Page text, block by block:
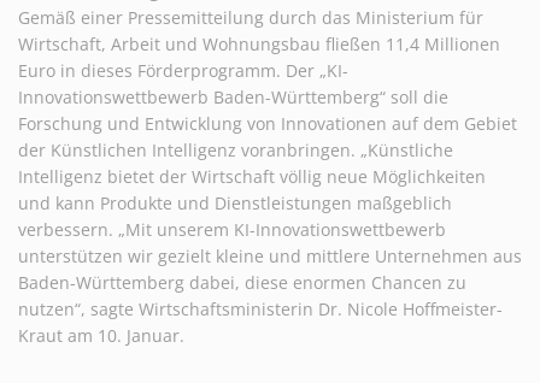
Gemäß einer Pressemitteilung durch das Ministerium für
Wirtschaft, Arbeit und Wohnungsbau fließen 11,4 Millionen
Euro in dieses Förderprogramm. Der „KI-
Innovationswettbewerb Baden-Württemberg“ soll die
Forschung und Entwicklung von Innovationen auf dem Gebiet
der Künstlichen Intelligenz voranbringen. „Künstliche
Intelligenz bietet der Wirtschaft völlig neue Möglichkeiten
und kann Produkte und Dienstleistungen maßgeblich
verbessern. „Mit unserem KI-Innovationswettbewerb
unterstützen wir gezielt kleine und mittlere Unternehmen aus
Baden-Württemberg dabei, diese enormen Chancen zu
nutzen“, sagte Wirtschaftsministerin Dr. Nicole Hoffmeister-
Kraut am 10. Januar.